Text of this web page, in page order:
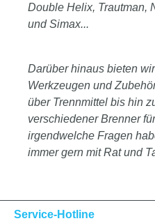
Double Helix, Trautman,
und Simax...
Darüber hinaus bieten
Werkzeugen und
über Trennmittel bis hin
verschiedener Brenner
irgendwelche Fragen
immer gern mit Rat und
Service-Hotline